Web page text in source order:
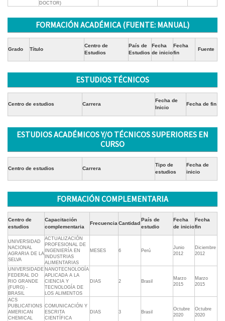
DOCTOR)
FORMACIÓN ACADÉMICA (FUENTE: MANUAL)
Grado Título
Centro de
Estudios
País de
Estudios
Fecha
de inicio
Fecha
fin
Fuente
ESTUDIOS TÉCNICOS
Centro de estudios Carrera
Fecha de
Inicio
Fecha de fin
ESTUDIOS ACADÉMICOS Y/O TÉCNICOS SUPERIORES EN
CURSO
Centro de estudios Carrera
Tipo de
estudios
Fecha de
inicio
FORMACIÓN COMPLEMENTARIA
Centro de
estudios
Capacitación
complementaria
Frecuencia Cantidad
País de
estudio
Fecha
de inicio
Fecha
fin
UNIVERSIDAD
NACIONAL
AGRARIA DE LA
SELVA
ACTUALIZACIÓN
PROFESIONAL DE
INGENIERÍA EN
INDUSTRIAS
ALIMENTARIAS
MESES 6 Perú
Junio
2012
Diciembre
2012
UNIVERSIDADE
FEDERAL DO
RIO GRANDE
(FURG) -
BRASIL
NANOTECNOLOGÍA
APLICADA A LA
CIENCIA Y
TECNOLOGÍA DE
LOS ALIMENTOS
DIAS 2 Brasil
Marzo
2015
Marzo
2015
ACS
PUBLICATIONS
AMERICAN
CHEMICAL
COMUNICACIÓN Y
ESCRITA
CIENTÍFICA
DIAS 3 Brasil
Octubre
2020
Octubre
2020